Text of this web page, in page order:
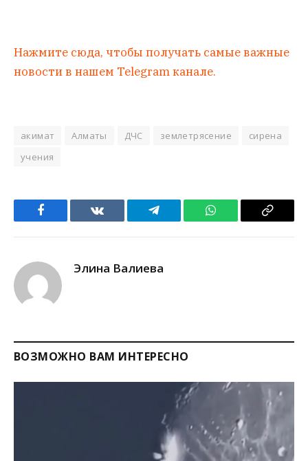
Нажмите сюда, чтобы получать самые важные
новости в нашем Telegram канале.
акимат Алматы ДЧС землетрясение
сирена
учения
Facebook VKontakteTelegram WhatsApp Copy
Элина Валиева
ВОЗМОЖНО ВАМ ИНТЕРЕСНО